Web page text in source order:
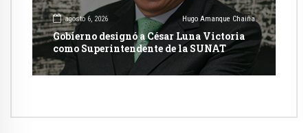
agosto 6, 2026 Hugo Amanque Chaiña
Gobierno designó a César Luna Victoria
como Superintendente de la SUNAT